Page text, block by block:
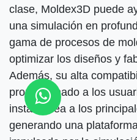
clase, Moldex3D puede
una simulación en
gama de procesos de
optimizar los diseños y
Además, su alta
proporcionado a los
instantánea a los
generando una